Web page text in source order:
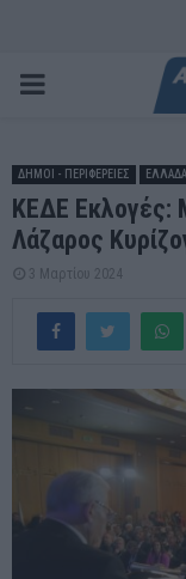
PRIMARY
ΔΗΜΟΙ - ΠΕΡΙΦΕΡΕΙΕΣ ΕΛΛΑΔΑ
ΚΕΔΕ Εκλογές:
Λάζαρος
3 Μαρτίου 2024